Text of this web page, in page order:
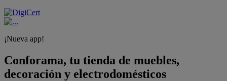
¡Nueva app!
Conforama, tu tienda de muebles,
decoración y electrodomésticos